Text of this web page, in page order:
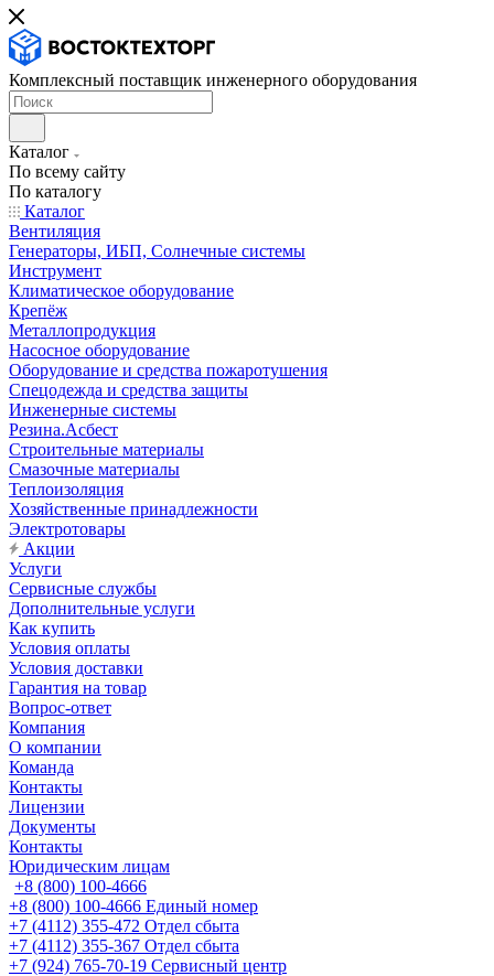
Комплексный поставщик инженерного оборудования
Каталог
По всему сайту
По каталогу
Каталог
Вентиляция
Генераторы, ИБП, Солнечные системы
Инструмент
Климатическое оборудование
Крепёж
Металлопродукция
Насосное оборудование
Оборудование и средства пожаротушения
Спецодежда и средства защиты
Инженерные системы
Резина.Асбест
Строительные материалы
Смазочные материалы
Теплоизоляция
Хозяйственные принадлежности
Электротовары
Акции
Услуги
Сервисные службы
Дополнительные услуги
Как купить
Условия оплаты
Условия доставки
Гарантия на товар
Вопрос-ответ
Компания
О компании
Команда
Контакты
Лицензии
Документы
Контакты
Юридическим лицам
+8 (800) 100-4666
+8 (800) 100-4666 Единый номер
+7 (4112) 355-472 Отдел сбыта
+7 (4112) 355-367 Отдел сбыта
+7 (924) 765-70-19 Сервисный центр